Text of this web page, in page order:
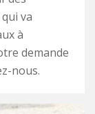
va
à
demande
nous.